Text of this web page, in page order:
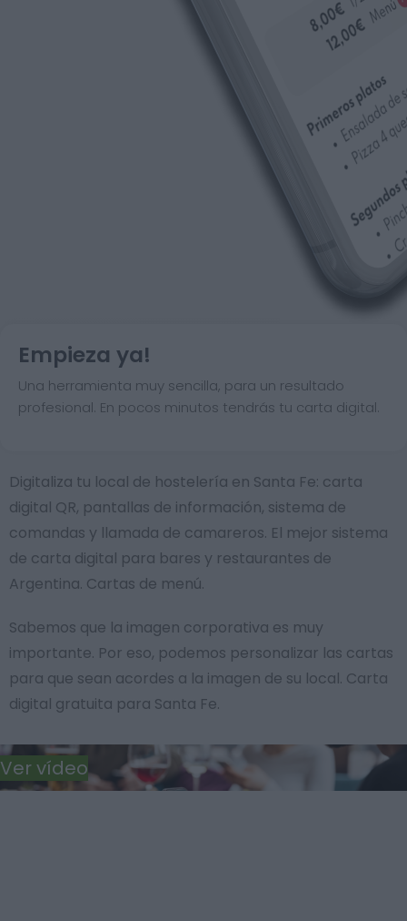
Empieza ya!
Una herramienta muy sencilla, para un resultado
profesional. En pocos minutos tendrás tu carta digital.
Digitaliza tu local de hostelería en Santa Fe: carta
digital QR, pantallas de información, sistema de
comandas y llamada de camareros. El mejor sistema
de carta digital para bares y restaurantes de
Argentina. Cartas de menú.
Sabemos que la imagen corporativa es muy
importante. Por eso, podemos personalizar las cartas
para que sean acordes a la imagen de su local. Carta
digital gratuita para Santa Fe.
Ver vídeo